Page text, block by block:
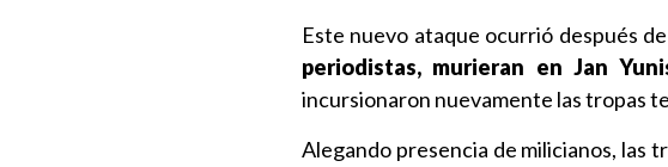
Este nuevo ataque ocurrió después
periodistas, murieran en Jan
incursionaron nuevamente las tropas
Alegando presencia de milicianos, las